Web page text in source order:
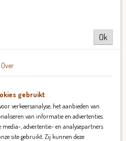
van 95% katoen en 5%…
Ok
Over
gebruikt
verkeersanalyse, het aanbieden van
van informatie en advertenties.
media-, advertentie- en analysepartners
site gebruikt. Zij kunnen deze